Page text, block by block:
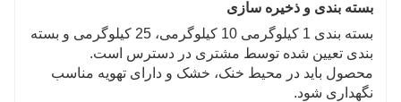
بسته بندی و ذخیره سازی
بسته بندی 1 کیلوگرمی 10 کیلوگرمی، 25 کیلوگرمی و بسته
بندی تعیین شده توسط مشتری در دسترس است.
محصول باید در محیط خنک، خشک و دارای تهویه مناسب
نگهداری شود.